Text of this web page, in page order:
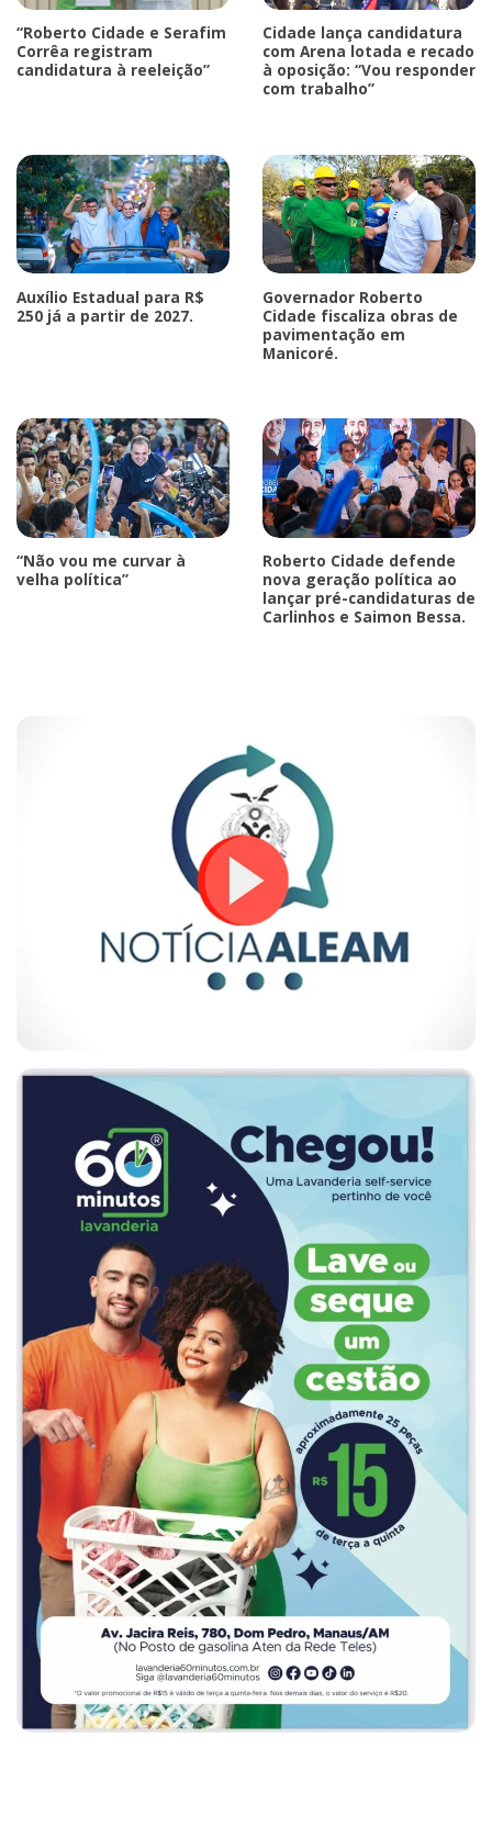
“Roberto Cidade e Serafim
Corrêa registram
candidatura à reeleição”
Cidade lança candidatura
com Arena lotada e recado
à oposição: “Vou responder
com trabalho”
Auxílio Estadual para R$
250 já a partir de 2027.
Governador Roberto
Cidade fiscaliza obras de
pavimentação em
Manicoré.
“Não vou me curvar à
velha política”
Roberto Cidade defende
nova geração política ao
lançar pré-candidaturas de
Carlinhos e Saimon Bessa.